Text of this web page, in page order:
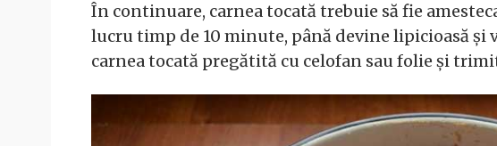
În continuare, carnea tocată trebuie să fie
lucru timp de 10 minute, până devine lipicioasă și
carnea tocată pregătită cu celofan sau folie și